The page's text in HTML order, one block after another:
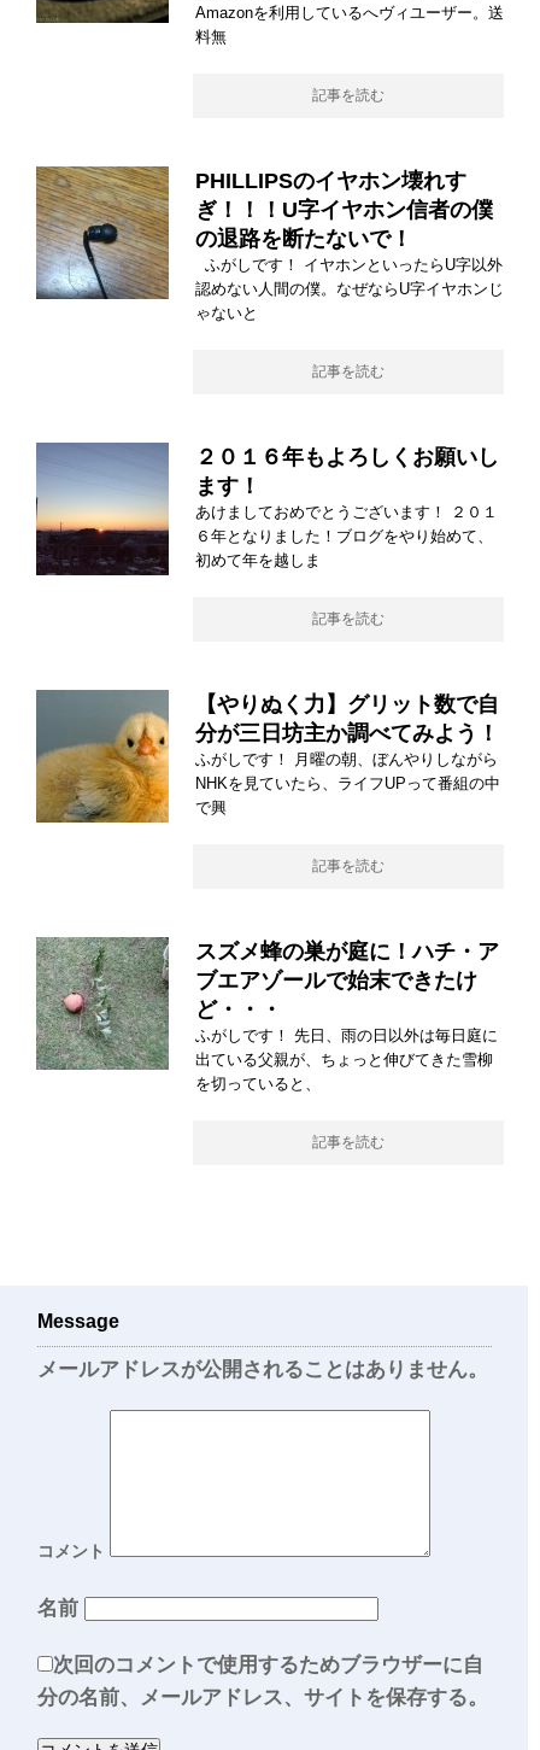
Amazonを利用しているへヴィユーザー。送
料無
記事を読む
PHILLIPSのイヤホン壊れす
ぎ！！！U字イヤホン信者の僕
の退路を断たないで！
ふがしです！ イヤホンといったらU字以外
認めない人間の僕。なぜならU字イヤホンじ
ゃないと
記事を読む
２０１６年もよろしくお願いし
ます！
あけましておめでとうございます！ ２０１
６年となりました！ブログをやり始めて、
初めて年を越しま
記事を読む
【やりぬく力】グリット数で自
分が三日坊主か調べてみよう！
ふがしです！ 月曜の朝、ぼんやりしながら
NHKを見ていたら、ライフUPって番組の中
で興
記事を読む
スズメ蜂の巣が庭に！ハチ・ア
ブエアゾールで始末できたけ
ど・・・
ふがしです！ 先日、雨の日以外は毎日庭に
出ている父親が、ちょっと伸びてきた雪柳
を切っていると、
記事を読む
Message
メールアドレスが公開されることはありません。
コメント
名前
次回のコメントで使用するためブラウザーに自
分の名前、メールアドレス、サイトを保存する。